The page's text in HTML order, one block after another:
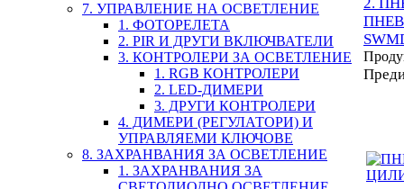
7. УПРАВЛЕНИЕ НА ОСВЕТЛЕНИЕ
1. ФОТОРЕЛЕТА
2. PIR И ДРУГИ ВКЛЮЧВАТЕЛИ
3. КОНТРОЛЕРИ ЗА ОСВЕТЛЕНИЕ
1. RGB КОНТРОЛЕРИ
2. LED-ДИМЕРИ
3. ДРУГИ КОНТРОЛЕРИ
4. ДИМЕРИ (РЕГУЛАТОРИ) И
УПРАВЛЯЕМИ КЛЮЧОВЕ
8. ЗАХРАНВАНИЯ ЗА ОСВЕТЛЕНИЕ
1. ЗАХРАНВАНИЯ ЗА